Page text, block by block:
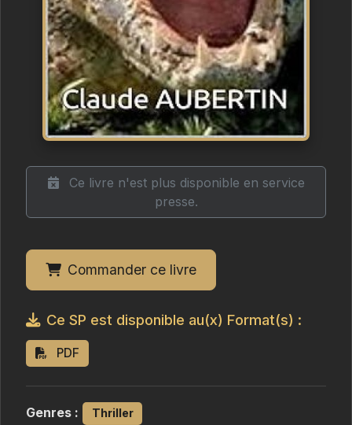
Ce livre n'est plus disponible en service
presse.
Commander ce livre
Ce SP est disponible au(x) Format(s) :
PDF
Genres : Thriller